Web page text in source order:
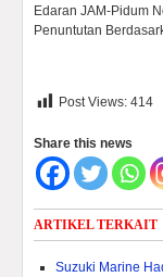
Edaran JAM-Pidum
Penuntutan
Post Views: 414
Share this news
ARTIKEL TERKAIT
Suzuki Marine